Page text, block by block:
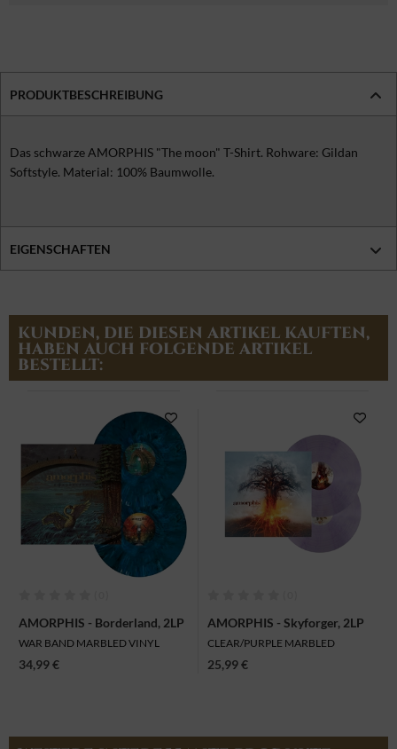
PRODUKTBESCHREIBUNG
Das schwarze AMORPHIS "The moon" T-Shirt. Rohware: Gildan
Softstyle. Material: 100% Baumwolle.
EIGENSCHAFTEN
KUNDEN, DIE DIESEN ARTIKEL KAUFTEN,
HABEN AUCH FOLGENDE ARTIKEL
BESTELLT:
AMORPHIS - Borderland, 2LP
WAR BAND MARBLED VINYL
34,99 €
AMORPHIS - Skyforger, 2LP
CLEAR/PURPLE MARBLED
25,99 €